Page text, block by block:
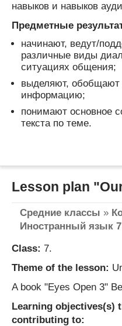
навыков и навыков
Предметные
начинают, ведут/
различные виды
ситуациях общения;
выделяют,
информацию;
понимают основное
текста по теме.
Lesson plan
Средние классы »
Иностранный язык
Class: 7.
Theme of the lesson:
A book "Eyes Open 3"
Learning objectives(s)
contributing to: